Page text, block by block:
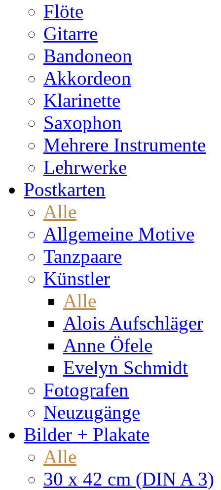
Flöte
Gitarre
Bandoneon
Akkordeon
Klarinette
Saxophon
Mehrere Instrumente
Lehrwerke
Postkarten
Alle
Allgemeine Motive
Tanzpaare
Künstler
Alle
Alois Aufschläger
Anne Öfele
Evelyn Schmidt
Fotografen
Neuzugänge
Bilder + Plakate
Alle
30 x 42 cm (DIN A 3)